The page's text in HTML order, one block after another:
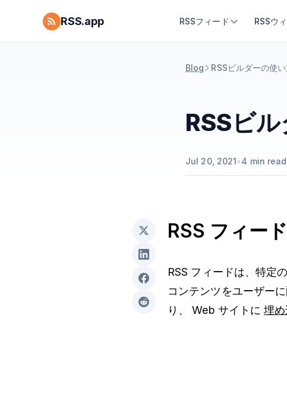
RSS.app RSSフィード RSSウ
Blog RSSビルダーの使
RSSビ
Jul 20, 2021•4 min read
RSS フィー
RSS フィードは、特定
コンテンツをユーザー
り、 Web サイトに埋